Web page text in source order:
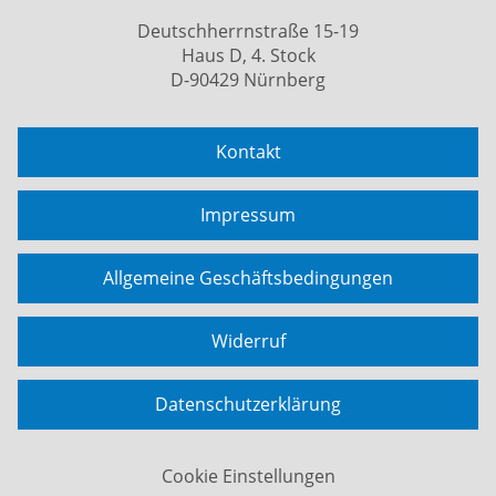
Deutschherrnstraße 15-19
Haus D, 4. Stock
D-90429 Nürnberg
Kontakt
Impressum
Allgemeine Geschäftsbedingungen
Widerruf
Datenschutzerklärung
Cookie Einstellungen